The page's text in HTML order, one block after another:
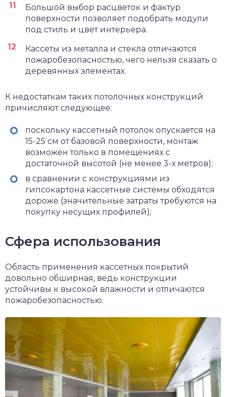
Большой выбор расцветок и фактур
поверхности позволяет подобрать модули
под стиль и цвет интерьера.
Кассеты из металла и стекла отличаются
пожаробезопасностью, чего нельзя сказать о
деревянных элементах.
К недостаткам таких потолочных конструкций
причисляют следующее:
поскольку кассетный потолок опускается на
15-25 см от базовой поверхности, монтаж
возможен только в помещениях с
достаточной высотой (не менее 3-х метров);
в сравнении с конструкциями из
гипсокартона кассетные системы обходятся
дороже (значительные затраты требуются на
покупку несущих профилей);
Сфера использования
Область применения кассетных покрытий
довольно обширная, ведь конструкции
устойчивы к высокой влажности и отличаются
пожаробезопасностью.